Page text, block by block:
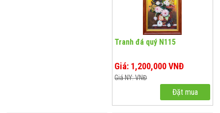
Tranh đá quý N115
Giá: 1,200,000 VNĐ
Giá NY: VNĐ
Đặt mua